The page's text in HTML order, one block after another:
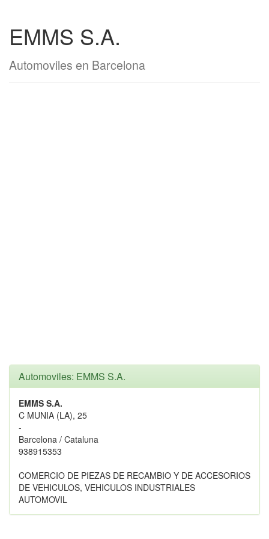
EMMS S.A.
Automoviles en Barcelona
Automoviles: EMMS S.A.
EMMS S.A.
C MUNIA (LA), 25
-
Barcelona / Cataluna
938915353
COMERCIO DE PIEZAS DE RECAMBIO Y DE ACCESORIOS
DE VEHICULOS, VEHICULOS INDUSTRIALES
AUTOMOVIL